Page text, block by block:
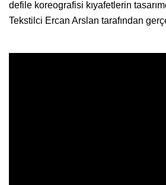
defile koreografisi kıyafetlerin
Tekstilci Ercan Arslan tarafından